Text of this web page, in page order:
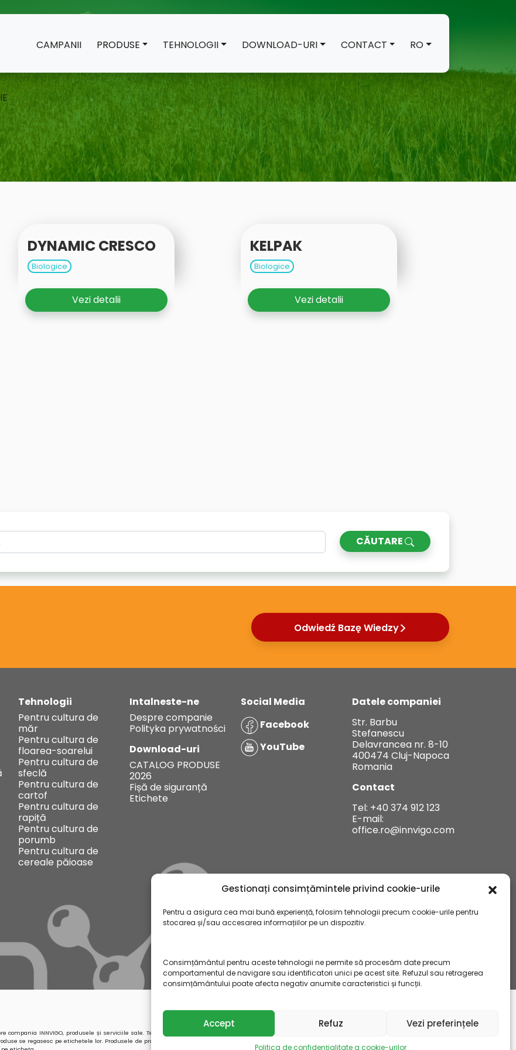
Gestionați consimțămintele privind cookie-urile
Pentru a asigura cea mai bună experiență, folosim tehnologii precum cookie-urile pentru
stocarea și/sau accesarea informațiilor pe un dispozitiv.
Consimțământul pentru aceste tehnologii ne permite să procesăm date precum
comportamentul de navigare sau identificatori unici pe acest site. Refuzul sau retragerea
consimțământului poate afecta negativ anumite caracteristici și funcții.
Accept Refuz Vezi preferințele
Politica de confidențialitate a cookie-urilor
CAMPANII PRODUSE TEHNOLOGII DOWNLOAD-URI CONTACT RO
DYNAMIC CRESCO
Biologice
Vezi detalii
KELPAK
Biologice
Vezi detalii
CĂUTARE
Odwiedź Bazę Wiedzy
Tehnologii
Pentru cultura de
măr
Pentru cultura de
floarea-soarelui
Pentru cultura de
sfeclă
Pentru cultura de
cartof
Pentru cultura de
rapiță
Pentru cultura de
porumb
Pentru cultura de
cereale păioase
Intalneste-ne
Despre companie
Polityka prywatności
Download-uri
CATALOG PRODUSE
2026
Fișă de siguranță
Etichete
Social Media
Facebook
YouTube
Datele companiei
Str. Barbu
Stefanescu
Delavrancea nr. 8-10
400474 Cluj-Napoca
Romania
Contact
Tel: +40 374 912 123
E-mail:
office.ro@innvigo.com
compania INNVIGO, produsele și serviciile sale. Textele care sunt publicate au caracter informativ și servesc drept instrucțiuni sau instrucțiuni pentru
se regasesc pe etichetele lor. Produsele de protecție a plantelor trebuie utilizate cu atenție și în condiții de siguranță. Înainte de utilizare (aplicarea)